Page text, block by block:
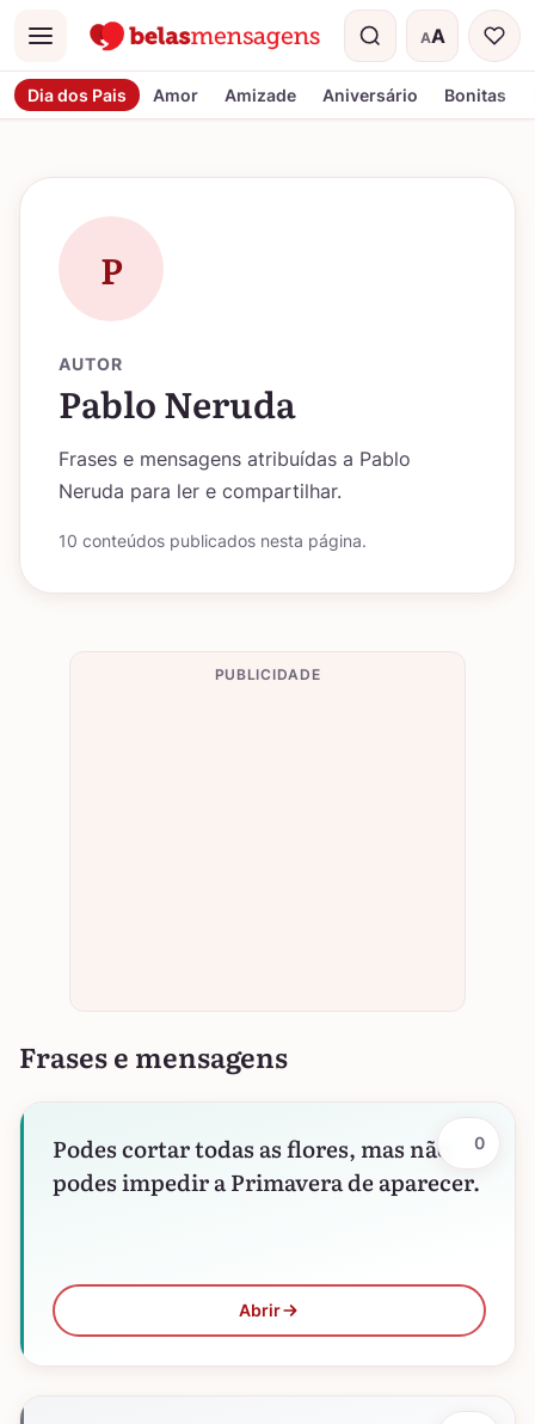
Menu AA
Tamanho do
Dia dos Pais Amor Amizade Aniversário Bonitas
P
AUTOR
Pablo Neruda
Frases e mensagens atribuídas a Pablo
Neruda para ler e compartilhar.
10 conteúdos publicados nesta página.
PUBLICIDADE
Frases e mensagens
Podes cortar todas as flores, mas não
podes impedir a Primavera de aparecer.
Abrir
0